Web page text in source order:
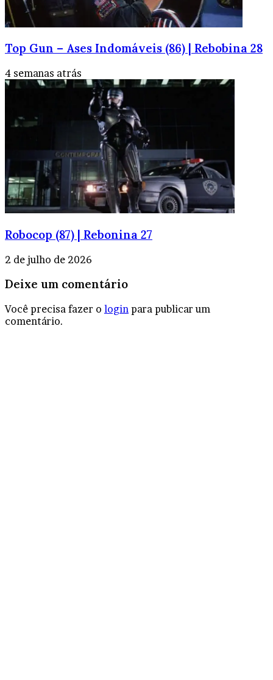
Top Gun – Ases Indomáveis (86) | Rebobina 28
4 semanas atrás
Robocop (87) | Rebonina 27
2 de julho de 2026
Deixe um comentário
Você precisa fazer o login para publicar um
comentário.